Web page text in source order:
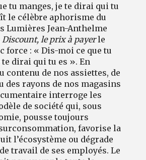
tu manges, je te dirai qui tu
le célèbre aphorisme du
Lumières Jean-Anthelme
Discount, le prix à payerle
force : « Dis-moi ce que tu
dirai qui tu es ». En
contenu de nos assiettes, de
des rayons de nos magasins
interroge les
de société qui, sous
pousse toujours
favorise la
l’écosystème ou dégrade
travail de ses employés. Le